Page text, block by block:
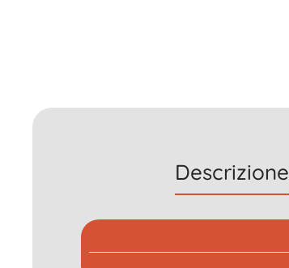
Descrizione